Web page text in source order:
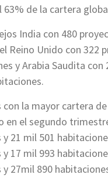
63% de la cartera
India con 480
Reino Unido con 322
y Arabia Saudita con
con la mayor cartera
en el segundo
21 mil 501
17 mil 993
27mil 890